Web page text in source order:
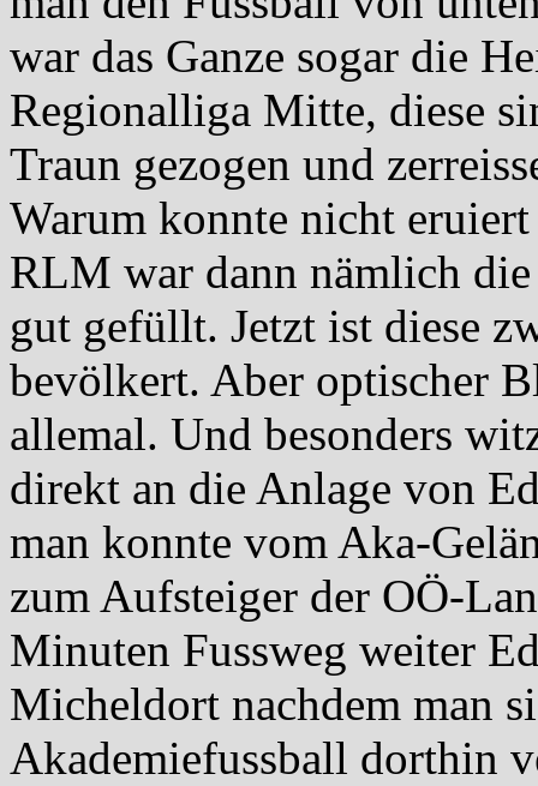
war das Ganze sogar die
Regionalliga Mitte, diese
Traun gezogen und
Warum konnte nicht
RLM war dann nämlich
gut gefüllt. Jetzt ist diese
bevölkert. Aber optischer
allemal. Und besonders
direkt an die Anlage von
man konnte vom Aka-
zum Aufsteiger der OÖ-
Minuten Fussweg weiter
Micheldort nachdem man
Akademiefussball dorthin